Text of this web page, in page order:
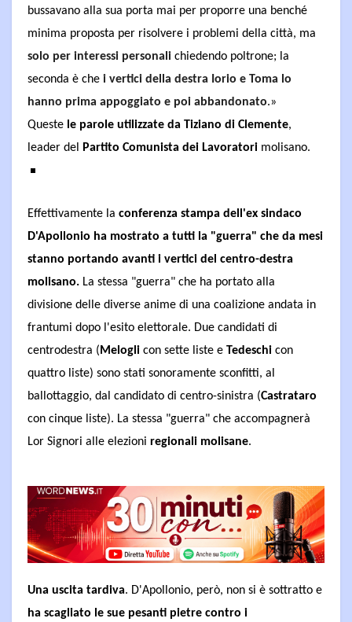
bussavano alla sua porta mai per proporre una benché
minima proposta per risolvere i problemi della città, ma
solo per interessi personali chiedendo poltrone; la
seconda è che i vertici della destra Iorio e Toma lo
hanno prima appoggiato e poi abbandonato.»
Queste le parole utilizzate da Tiziano di Clemente,
leader del
Partito Comunista dei Lavoratori molisano.
Effettivamente la conferenza stampa dell'ex sindaco
D'Apollonio ha mostrato a tutti la "guerra" che da mesi
stanno portando avanti i vertici del centro-destra
molisano. La stessa "guerra" che ha portato alla
divisione delle diverse anime di una coalizione andata in
frantumi dopo l'esito elettorale. Due candidati di
centrodestra (Melogli con sette liste e Tedeschi con
quattro liste) sono stati sonoramente sconfitti, al
ballottaggio, dal candidato di centro-sinistra (Castrataro
con cinque liste). La stessa "guerra" che accompagnerà
Lor Signori alle elezioni regionali molisane.
Una uscita tardiva. D'Apollonio, però, non si è sottratto e
ha scagliato le sue pesanti pietre contro i